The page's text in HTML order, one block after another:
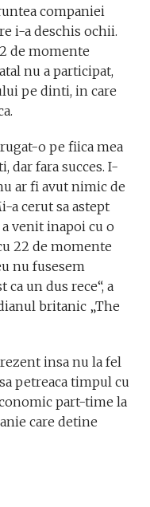
companiei
i-a deschis ochii.
de momente
nu a participat,
pe dinti, in care
o pe fiica mea
dar fara succes. I-
ar fi avut nimic de
a cerut sa astept
venit inapoi cu o
22 de momente
nu fusesem
un dus rece“, a
britanic „The
insa nu la fel
petreaca timpul cu
part-time la
care detine